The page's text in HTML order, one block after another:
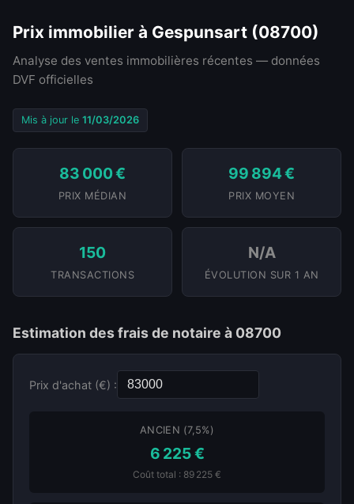
Prix immobilier à Gespunsart (08700)
Analyse des ventes immobilières récentes — données
DVF officielles
Mis à jour le 11/03/2026
83 000 €
PRIX MÉDIAN
99 894 €
PRIX MOYEN
150
TRANSACTIONS
N/A
ÉVOLUTION SUR 1 AN
Estimation des frais de notaire à 08700
Prix d'achat (€) :
ANCIEN (7,5%)
6 225 €
Coût total : 89 225 €